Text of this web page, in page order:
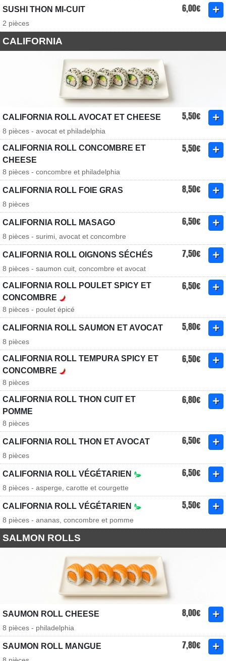
SUSHI THON MI-CUIT 6,00€
2 pièces
CALIFORNIA
CALIFORNIA ROLL AVOCAT ET CHEESE 5,50€
8 pièces - avocat et philadelphia
CALIFORNIA ROLL CONCOMBRE ET
CHEESE
5,50€
8 pièces - concombre et philadelphia
CALIFORNIA ROLL FOIE GRAS 8,50€
8 pièces
CALIFORNIA ROLL MASAGO 6,50€
8 pièces - surimi, avocat et concombre
CALIFORNIA ROLL OIGNONS SÉCHÉS 7,50€
8 pièces - saumon cuit, concombre et avocat
CALIFORNIA ROLL POULET SPICY ET
CONCOMBRE
6,50€
8 pièces - poulet épicé
CALIFORNIA ROLL SAUMON ET AVOCAT 5,80€
8 pièces
CALIFORNIA ROLL TEMPURA SPICY ET
CONCOMBRE
6,50€
8 pièces
CALIFORNIA ROLL THON CUIT ET
POMME
6,80€
8 pièces
CALIFORNIA ROLL THON ET AVOCAT 6,50€
8 pièces
CALIFORNIA ROLL VÉGÉTARIEN 6,50€
8 pièces - asperge, carotte et courgette
CALIFORNIA ROLL VÉGÉTARIEN 5,50€
8 pièces - ananas, concombre et pomme
SALMON ROLLS
SAUMON ROLL CHEESE 8,00€
8 pièces - philadelphia
SAUMON ROLL MANGUE 7,80€